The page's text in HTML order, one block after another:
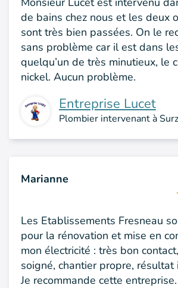
de bains chez nous et les deux
sont très bien passées. On le
sans problème car il est dans
quelqu’un de très minutieux, le
nickel. Aucun problème.
Entreprise Lucet
Plombier intervenant à
Marianne
Les Etablissements Fresneau
pour la rénovation et mise en
mon électricité : très bon
soigné, chantier propre, résultat
Je recommande cette entreprise.